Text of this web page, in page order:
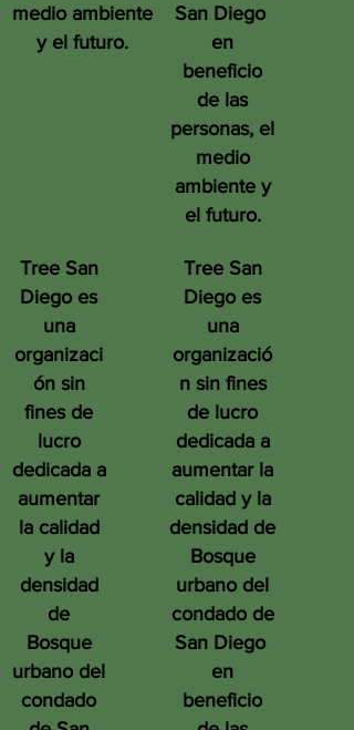
medio ambiente
y el futuro.
Tree San
Diego es
una
organizaci
ón sin
fines de
lucro
dedicada a
aumentar
la calidad
y la
densidad
de
Bosque
urbano del
condado
San Diego
en
beneficio
de las
personas, el
medio
ambiente y
el futuro.
Tree San
Diego es
una
organizació
n sin fines
de lucro
dedicada a
aumentar la
calidad y la
densidad de
Bosque
urbano del
condado de
San Diego
en
beneficio